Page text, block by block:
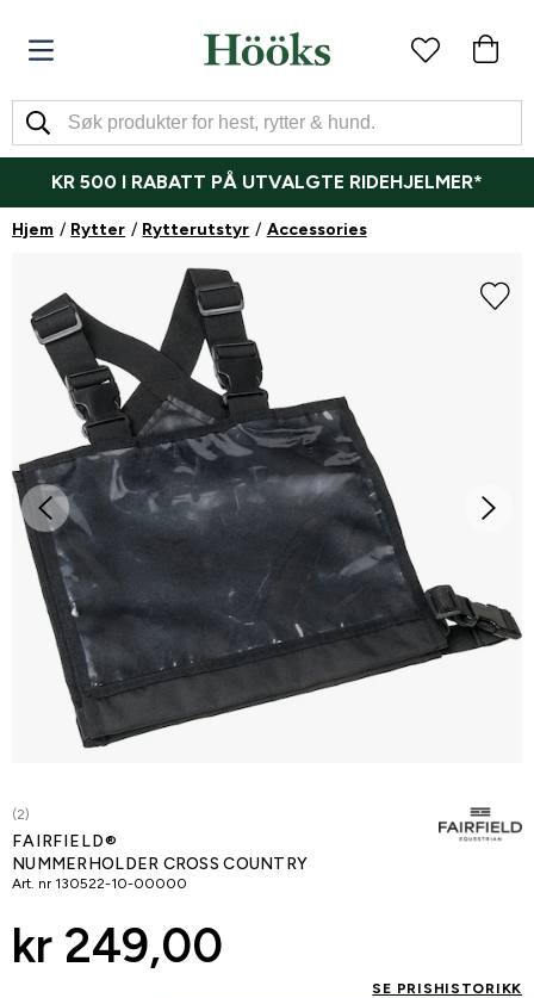
KR 500 I RABATT PÅ UTVALGTE RIDEHJELMER*
Hjem Rytter Rytterutstyr Accessories
(2)
FAIRFIELD®
NUMMERHOLDER CROSS COUNTRY
Art. nr 130522-10-00000
kr 249,00
SE PRISHISTORIKK